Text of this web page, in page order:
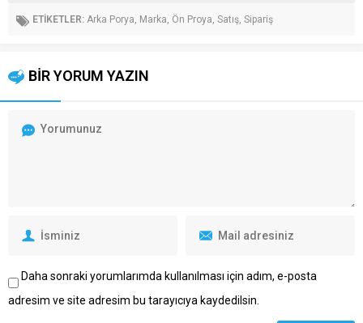
ETİKETLER: Arka Porya, Marka, Ön Proya, Satış, Sipariş
BİR YORUM YAZIN
Daha sonraki yorumlarımda kullanılması için adım, e-posta
adresim ve site adresim bu tarayıcıya kaydedilsin.